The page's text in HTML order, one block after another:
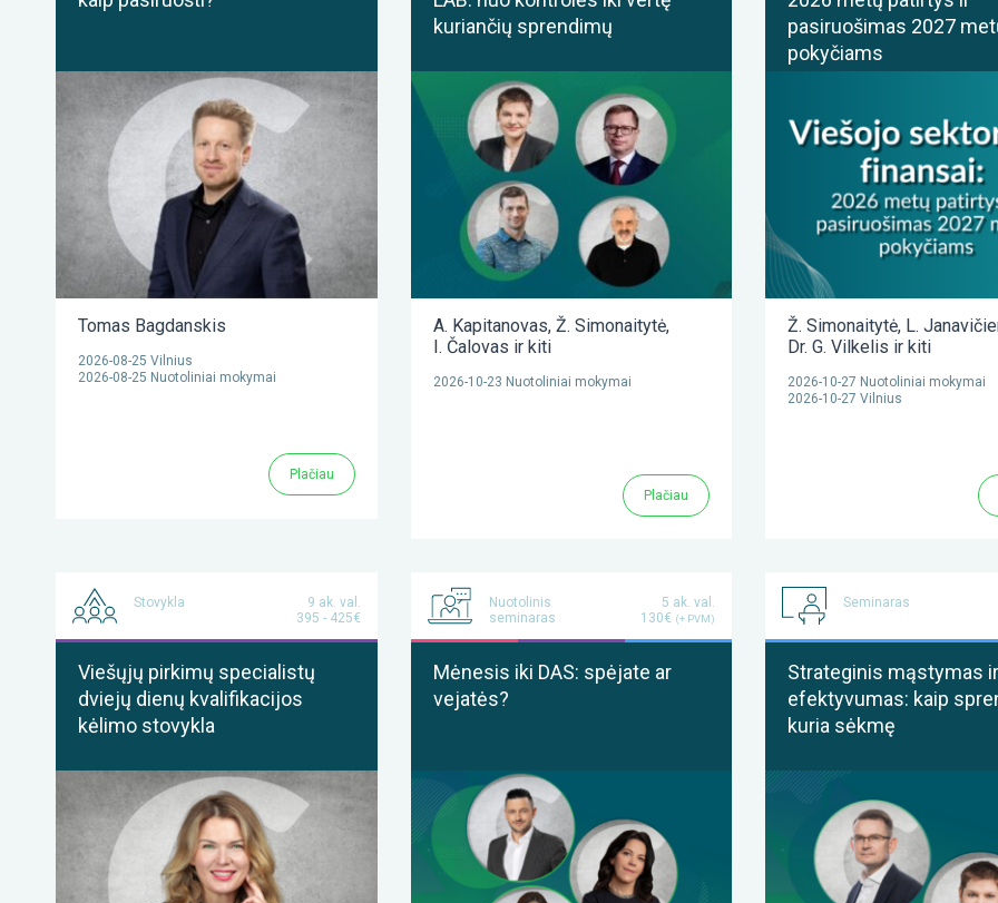
Tomas Bagdanskis
2026-08-25 Vilnius
2026-08-25 Nuotoliniai mokymai
Plačiau
kuriančių sprendimų
A. Kapitanovas, Ž. Simonaitytė,
I. Čalovas ir kiti
2026-10-23 Nuotoliniai mokymai
Plačiau
pasiruošimas 2027
pokyčiams
Ž. Simonaitytė, L.
Dr. G. Vilkelis ir kiti
2026-10-27 Nuotoliniai mokymai
2026-10-27 Vilnius
Stovykla
9 ak. val.
395 - 425€
Viešųjų pirkimų specialistų
dviejų dienų kvalifikacijos
kėlimo stovykla
Nuotolinis
seminaras
5 ak. val.
130€ (+ PVM)
Mėnesis iki DAS: spėjate ar
vejatės?
Seminaras
Strateginis mąstymas ir
efektyvumas: kaip
kuria sėkmę